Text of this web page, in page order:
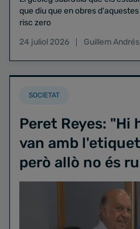
que diu que en obres
risc zero
24 juliol 2026
Guillem Andrés
SOCIETAT
Peret Reyes: "Hi
van amb
però allò no és